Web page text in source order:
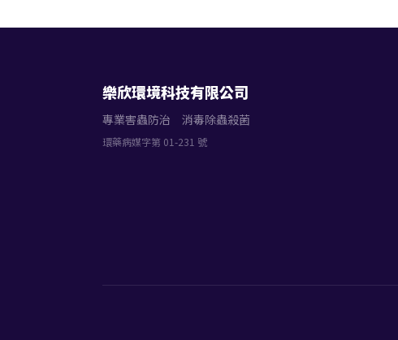
樂欣環境科技有限公司
專業害蟲防治 消毒除蟲殺菌
環藥病媒字第 01-231 號